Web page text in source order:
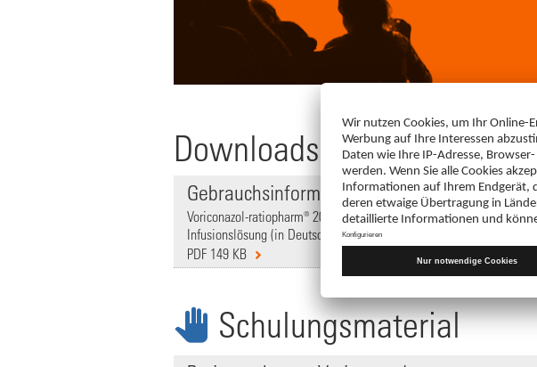
Downloads
Gebrauchsinformation
Voriconazol-ratiopharm® 200 mg Pulver zur Herstellung einer
Infusionslösung (in Deutsch),
PDF 149 KB
Schulungsmaterial